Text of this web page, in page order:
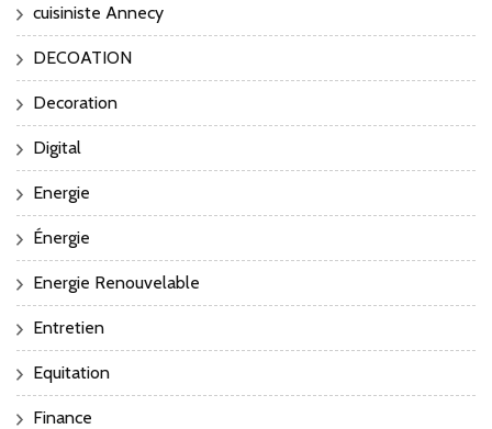
cuisiniste Annecy
DECOATION
Decoration
Digital
Energie
Énergie
Energie Renouvelable
Entretien
Equitation
Finance